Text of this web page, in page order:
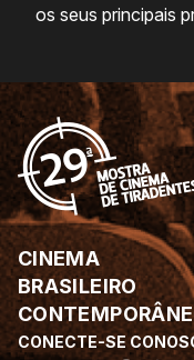
os seus principais
CONECTE-SE
CINEMA
BRASILEIRO